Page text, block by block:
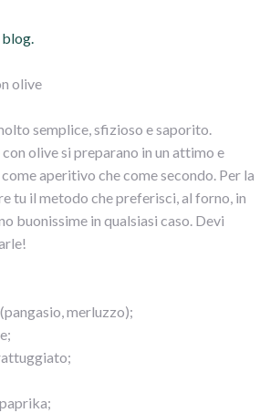
blog.
olive
semplice, sfizioso e saporito.
olive si preparano in un attimo e
aperitivo che come secondo. Per la
tu il metodo che preferisci, al forno, in
buonissime in qualsiasi caso. Devi
merluzzo);